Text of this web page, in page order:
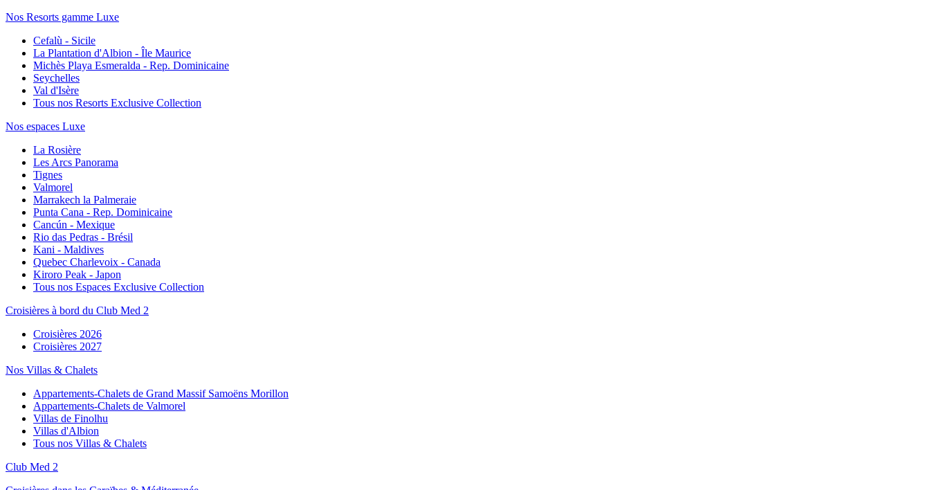
Nos Resorts gamme Luxe
Cefalù - Sicile
La Plantation d'Albion - Île Maurice
Michès Playa Esmeralda - Rep. Dominicaine
Seychelles
Val d'Isère
Tous nos Resorts Exclusive Collection
Nos espaces Luxe
La Rosière
Les Arcs Panorama
Tignes
Valmorel
Marrakech la Palmeraie
Punta Cana - Rep. Dominicaine
Cancún - Mexique
Rio das Pedras - Brésil
Kani - Maldives
Quebec Charlevoix - Canada
Kiroro Peak - Japon
Tous nos Espaces Exclusive Collection
Croisières à bord du Club Med 2
Croisières 2026
Croisières 2027
Nos Villas & Chalets
Appartements-Chalets de Grand Massif Samoëns Morillon
Appartements-Chalets de Valmorel
Villas de Finolhu
Villas d'Albion
Tous nos Villas & Chalets
Club Med 2